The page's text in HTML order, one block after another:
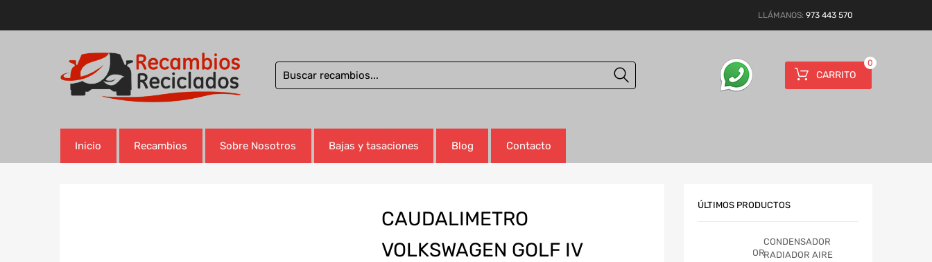
LLÁMANOS: 973 443 570
CARRITO
0
Inicio Recambios Sobre Nosotros Bajas y tasaciones Blog Contacto
CAUDALIMETRO
VOLKSWAGEN GOLF IV
ÚLTIMOS PRODUCTOS
CONDENSADOR
RADIADOR AIRE